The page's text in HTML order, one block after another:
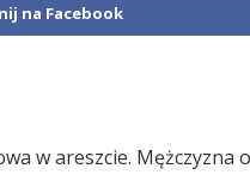
na Facebook
w areszcie. Mężczyzna